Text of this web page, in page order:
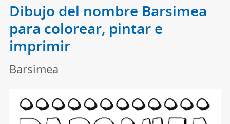
Dibujo del nombre Barsimea
para colorear, pintar e
imprimir
Barsimea